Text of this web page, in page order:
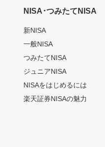
NISA･つみたてNISA
新NISA
一般NISA
つみたてNISA
ジュニアNISA
NISAをはじめるには
楽天証券NISAの魅力